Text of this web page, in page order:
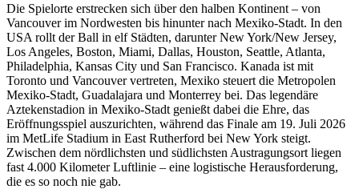
Die Spielorte erstrecken sich über den halben Kontinent – von
Vancouver im Nordwesten bis hinunter nach Mexiko-Stadt. In den
USA rollt der Ball in elf Städten, darunter New York/New Jersey,
Los Angeles, Boston, Miami, Dallas, Houston, Seattle, Atlanta,
Philadelphia, Kansas City und San Francisco. Kanada ist mit
Toronto und Vancouver vertreten, Mexiko steuert die Metropolen
Mexiko-Stadt, Guadalajara und Monterrey bei. Das legendäre
Aztekenstadion in Mexiko-Stadt genießt dabei die Ehre, das
Eröffnungsspiel auszurichten, während das Finale am 19. Juli 2026
im MetLife Stadium in East Rutherford bei New York steigt.
Zwischen dem nördlichsten und südlichsten Austragungsort liegen
fast 4.000 Kilometer Luftlinie – eine logistische Herausforderung,
die es so noch nie gab.